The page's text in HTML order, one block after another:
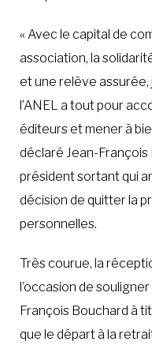
« Avec le capital de
association, la
et une relève assurée,
l’ANEL a tout pour
éditeurs et mener à
déclaré Jean-François
président sortant qui
décision de quitter la
personnelles.
Très courue, la
l’occasion de
François Bouchard à
que le départ à la